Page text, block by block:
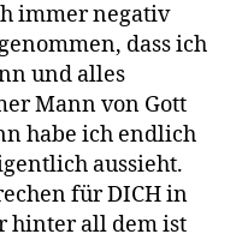
immer negativ
dass ich
und alles
Mann von Gott
habe ich endlich
aussieht.
für DICH in
hinter all dem ist